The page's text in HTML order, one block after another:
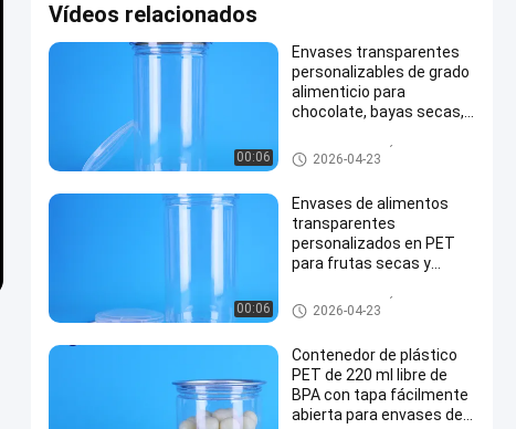
Vídeos relacionados
00:06
Envases transparentes
personalizables de grado
alimenticio para
chocolate, bayas secas,
fugas
El ANIMAL DOMÉSTICO puede
2026-04-23
00:06
Envases de alimentos
transparentes
personalizados en PET
para frutas secas y
El ANIMAL DOMÉSTICO puede
2026-04-23
Contenedor de plástico
PET de 220 ml libre de
BPA con tapa fácilmente
abierta para envases de